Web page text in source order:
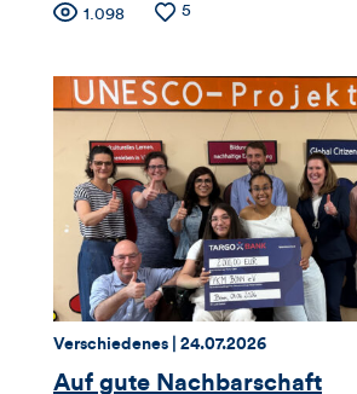
Zähler
für
Views,
Likes
und
Kommentare
dieses
Artikels
Anzahl
1.098
Anzahl
5
Thema:
Verschiedenes | Datum:
24.07.2026
Auf gute Nachbarschaft